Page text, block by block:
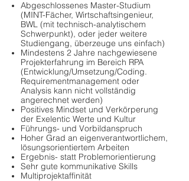
Abgeschlossenes Master-Studium
(MINT-Fächer, Wirtschaftsingenieur,
BWL (mit technisch-analytischem
Schwerpunkt), oder jeder weitere
Studiengang, überzeuge uns einfach)
Mindestens 2 Jahre nachgewiesene
Projekterfahrung im Bereich RPA
(Entwicklung/Umsetzung/Coding.
Requirementmanagement oder
Analysis kann nicht vollständig
angerechnet werden)
Positives Mindset und Verkörperung
der Exelentic Werte und Kultur
Führungs- und Vorbildanspruch
Hoher Grad an eigenverantwortlichem,
lösungsorientiertem Arbeiten
Ergebnis- statt Problemorientierung
Sehr gute kommunikative Skills
Multiprojektaffinität